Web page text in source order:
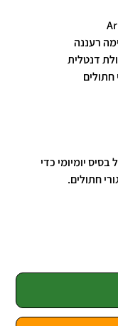
רעננה
דנטלית
יומיומי כדי
חתולים.